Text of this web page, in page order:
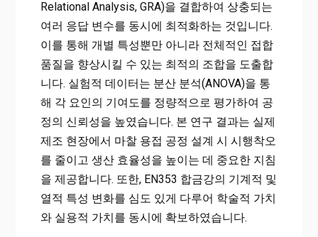
Relational Analysis, GRA)을 결합하여 상충되는
여러 응답 변수를 동시에 최적화하는 것입니다.
이를 통해 개별 특성뿐만 아니라 전체적인 접합
품질을 향상시킬 수 있는 최적의 조합을 도출합
니다. 실험적 데이터는 분산 분석(ANOVA)을 통
해 각 요인의 기여도를 정량적으로 평가하여 공
정의 신뢰성을 높였습니다. 본 연구 결과는 실제
제조 현장에서 마찰 용접 공정 설계 시 시행착오
를 줄이고 생산 효율성을 높이는 데 중요한 지침
을 제공합니다. 또한, EN353 합금강의 기계적 및
열적 특성 변화를 심도 있게 다루어 학술적 가치
와 실용적 가치를 동시에 확보하였습니다.